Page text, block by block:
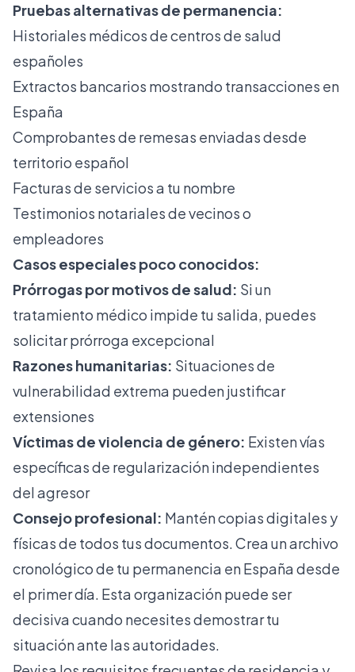
Pruebas alternativas de permanencia:
Historiales médicos de centros de salud
españoles
Extractos bancarios mostrando transacciones en
España
Comprobantes de remesas enviadas desde
territorio español
Facturas de servicios a tu nombre
Testimonios notariales de vecinos o
empleadores
Casos especiales poco conocidos:
Prórrogas por motivos de salud: Si un
tratamiento médico impide tu salida, puedes
solicitar prórroga excepcional
Razones humanitarias: Situaciones de
vulnerabilidad extrema pueden justificar
extensiones
Víctimas de violencia de género: Existen vías
específicas de regularización independientes
del agresor
Consejo profesional: Mantén copias digitales y
físicas de todos tus documentos. Crea un archivo
cronológico de tu permanencia en España desde
el primer día. Esta organización puede ser
decisiva cuando necesites demostrar tu
situación ante las autoridades.